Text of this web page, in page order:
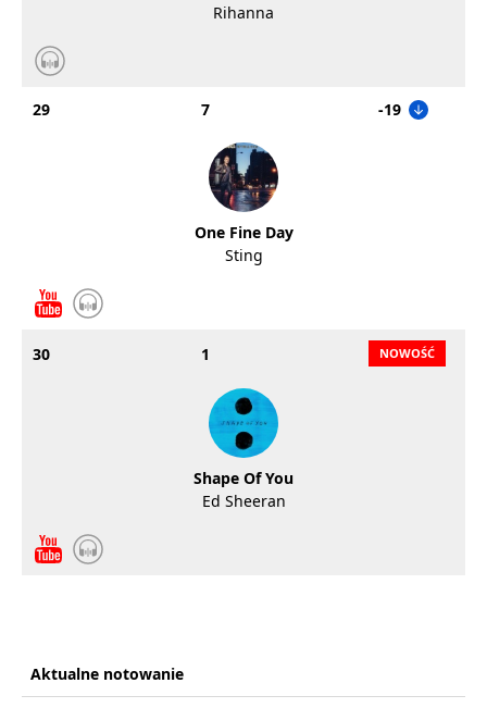
Rihanna
29 7 -19
One Fine Day
Sting
30 1
Shape Of You
Ed Sheeran
Aktualne notowanie